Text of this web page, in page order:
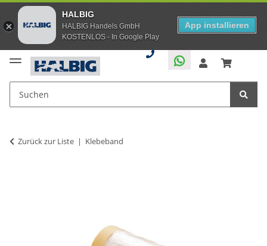
HALBIG
HALBIG Handels GmbH
KOSTENLOS - In Google Play
App installieren
Zurück zur Liste Klebeband